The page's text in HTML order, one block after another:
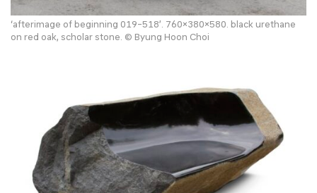
‘afterimage of beginning 019-518’. 760×380×580. black urethane
on red oak, scholar stone. © Byung Hoon Choi